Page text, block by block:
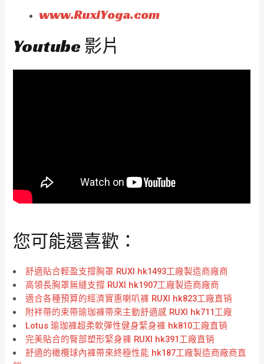
www.RuxiYoga.com
Youtube 影片
您可能還喜歡：
舒適貼合輕盈支撐胸罩 RUXI hk1493工廠製造商廠商
高領長胸罩無縫支撐 RUXI hk1907工廠製造商廠商
適合各種預算的經濟實惠喇叭褲 RUXI hk823工廠直销
附袢帶的束帶瑜珈褲帶來主動舒適感 RUXI hk711工廠
Lotus 瑜珈褲超柔軟彈性健身緊身褲 hk810工廠直销
完美貼合的臀部塑形緊身褲 RUXI hk391工廠直销
舒適的橄欖球內褲帶來終極性能 hk187工廠製造商廠商直